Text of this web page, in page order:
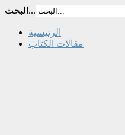
البحث...
الرئيسية
مقالات الكتاب